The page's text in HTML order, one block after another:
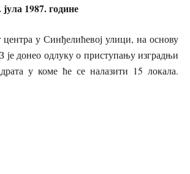
1987. године
у Синђелићевој улици, на основу
донео одлуку о приступању изградњи
у коме ће се налазити 15 локала.